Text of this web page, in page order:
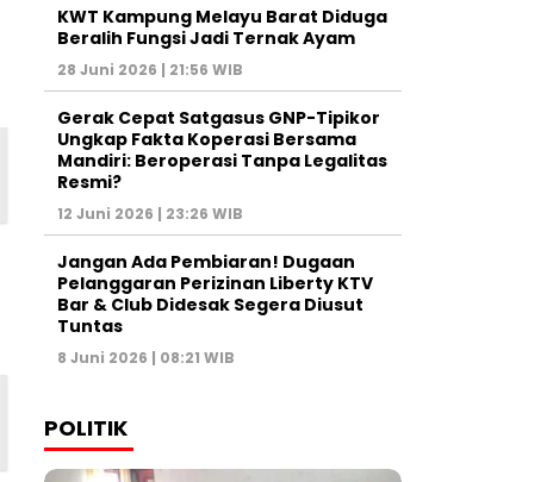
KWT Kampung Melayu Barat Diduga
Beralih Fungsi Jadi Ternak Ayam
28 Juni 2026 | 21:56 WIB
Gerak Cepat Satgasus GNP-Tipikor
Ungkap Fakta Koperasi Bersama
Mandiri: Beroperasi Tanpa Legalitas
Resmi?
12 Juni 2026 | 23:26 WIB
Jangan Ada Pembiaran! Dugaan
Pelanggaran Perizinan Liberty KTV
Bar & Club Didesak Segera Diusut
Tuntas
8 Juni 2026 | 08:21 WIB
POLITIK